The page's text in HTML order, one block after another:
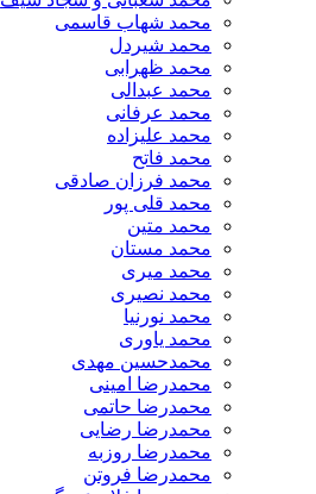
محمد شهاب قاسمی
​محمد شیردل
محمد ظهرابی
محمد عبدالی
محمد عرفانی
محمد علیزاده
محمد فاتح
محمد فرزان صادقی
محمد قلی پور
محمد متین
محمد مستان
محمد میری
محمد نصیری
محمد نورنیا
محمد یاوری
محمدحسین مهدی
محمدرضا امینی
محمدرضا حاتمی
محمدرضا رضایی
محمدرضا روزبه
محمدرضا فروتن